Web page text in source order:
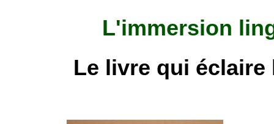
L'immersion
Le livre qui